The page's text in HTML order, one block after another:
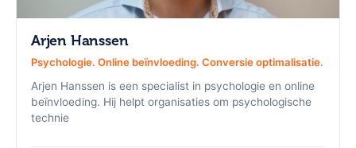
Arjen Hanssen
Psychologie. Online beïnvloeding. Conversie optimalisatie.
Arjen Hanssen is een specialist in psychologie en online
beïnvloeding. Hij helpt organisaties om psychologische
technie